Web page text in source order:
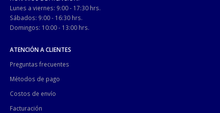
Lunes a viernes: 9:00 - 17:30 hrs.
Sábados: 9:00 - 16:30 hrs.
Domingos: 10:00 - 13:00 hrs.
ATENCIÓN A CLIENTES
Preguntas frecuentes
Métodos de pago
Costos de envío
Facturación